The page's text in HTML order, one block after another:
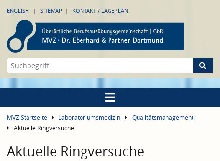
ENGLISH SITEMAP KONTAKT / LAGEPLAN
MVZ Startseite Laboratoriumsmedizin
Qualitätsmanagement
Aktuelle Ringversuche
Aktuelle Ringversuche